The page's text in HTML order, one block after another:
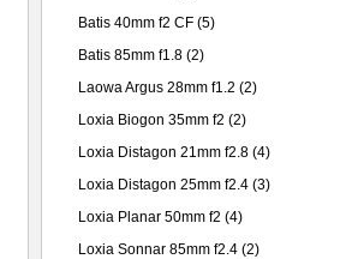
Batis 40mm f2 CF (5)
Batis 85mm f1.8 (2)
Laowa Argus 28mm f1.2 (2)
Loxia Biogon 35mm f2 (2)
Loxia Distagon 21mm f2.8 (4)
Loxia Distagon 25mm f2.4 (3)
Loxia Planar 50mm f2 (4)
Loxia Sonnar 85mm f2.4 (2)